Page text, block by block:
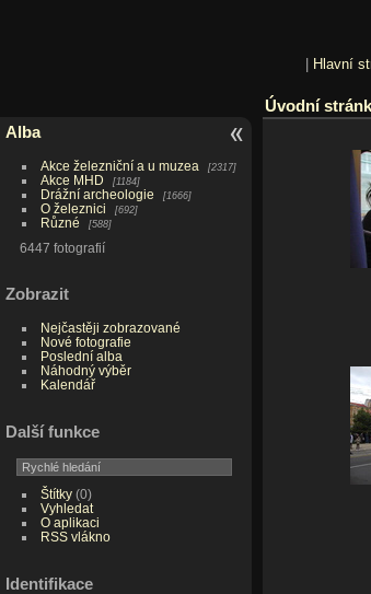
Hlavní
Alba
Akce železniční a u muzea 2317
Akce MHD 1184
Drážní archeologie 1666
O železnici 692
Různé 588
6447 fotografií
Zobrazit
Nejčastěji zobrazované
Nové fotografie
Poslední alba
Náhodný výběr
Kalendář
Další funkce
Štítky(0)
Vyhledat
O aplikaci
RSS vlákno
Identifikace
Úvodní